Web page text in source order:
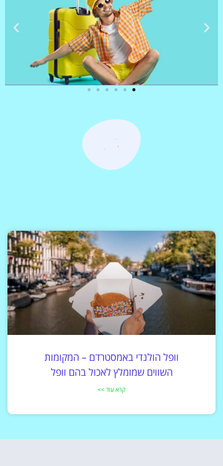
וופל הולנדי באמסטרדם – המקומות
השווים שמומלץ לאכול בהם וופל
קרא עוד >>